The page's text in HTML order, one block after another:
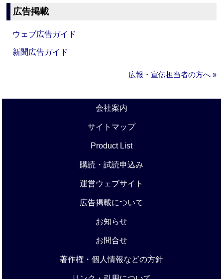
広告掲載
ウェブ広告ガイド
新聞広告ガイド
広報・宣伝担当者の方へ »
会社案内
サイトマップ
Product List
購読・試読申込み
運営ウェブサイト
広告掲載について
お知らせ
お問合せ
著作権・個人情報などの方針